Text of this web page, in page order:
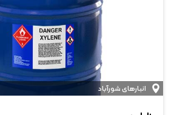
انبارهای شورآباد